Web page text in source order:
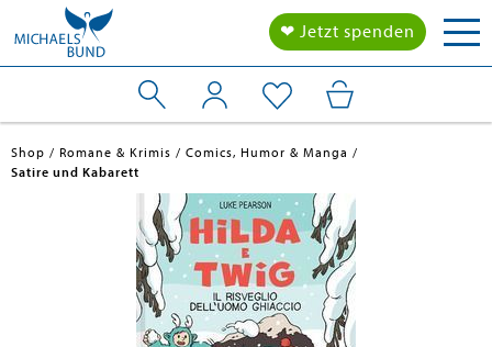
❤ Jetzt spenden
Shop Romane & Krimis
Comics, Humor & Manga
Satire und Kabarett